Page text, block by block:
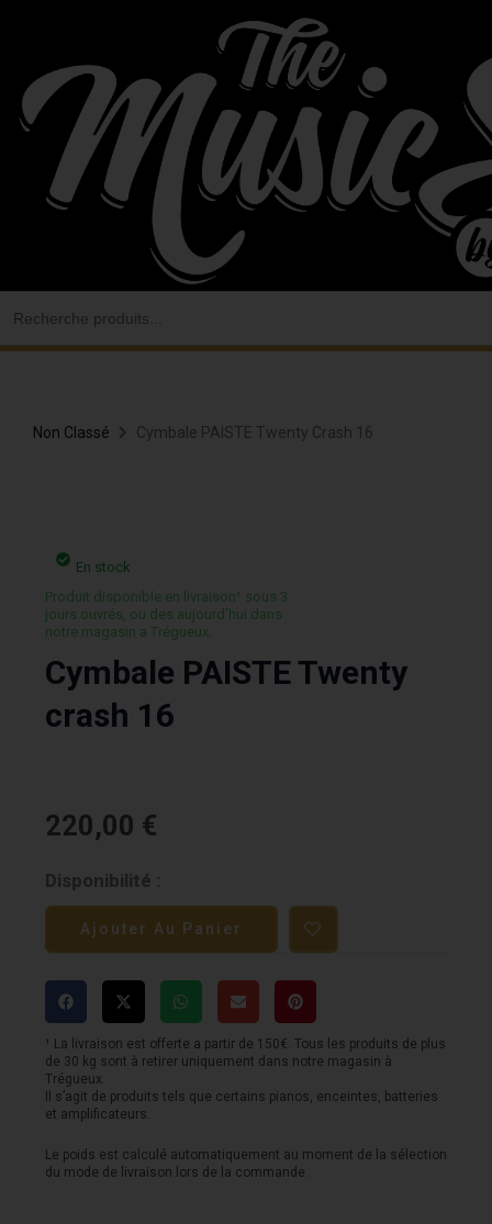
contenu
Non Classé Cymbale PAISTE Twenty Crash 16
En stock
Produit disponible en livraison¹ sous 3
jours ouvrés, ou des aujourd’hui dans
notre magasin a Trégueux.
Cymbale PAISTE Twenty
crash 16
220,00 €
Disponibilité :
quantité
de
Cymbale
PAISTE
Twenty
crash
16
Ajouter Au Panier
¹ La livraison est offerte a partir de 150€. Tous les produits de plus
de 30 kg sont à retirer uniquement dans notre magasin à
Trégueux.
Il s’agit de produits tels que certains pianos, enceintes, batteries
et amplificateurs.
Le poids est calculé automatiquement au moment de la sélection
du mode de livraison lors de la commande.